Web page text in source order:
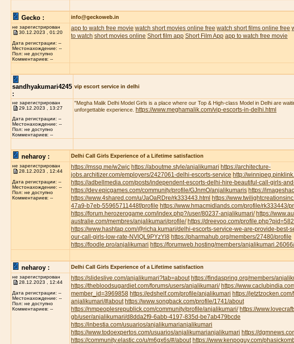
Gecko : info@geckoweb.in
не зарегистрирован
30.12.2023 , 01:20
Дата регистрации: --
Местонахождение: --
Пол: не доступно
Комментариев: --
app to watch free movie watch short movies online free watch short films online free
to watch short movies online Short film app Short Film App app to watch free movie
sandhyakumari4245
:
vip escort service in delhi
не зарегистрирован
29.12.2023 , 13:27
Дата регистрации: --
Местонахождение: --
Пол: не доступно
Комментариев: --
"Megha Malik Delhi Model Girls is a place where our Top & High-class Model in Delhi are
unforgettable experience.
https://www.meghamalik.com/vip-escorts-in-delhi.html
neharoy : Delhi Call Girls Experience of a Lifetime satisfaction
не зарегистрирован
28.12.2023 , 12:44
Дата регистрации: --
Местонахождение: --
Пол: не доступно
Комментариев: --
https://mssg.me/w2wjc https://aboutme.style/anjalikumari https://architecture-
jobs.architizer.com/employers/2427061-delhi-escorts-service http://
https://adbellmedia.com/posts/independent-escorts-delhi-hire-beautiful-call-girls-
https://dev.epicgames.com/community/profile/GJnmO/anjalikumaris https://
https://www.4shared.com/u/JaOaRDre/rk333443.html https://
47a9-b7eb-55965711448f/profile https://www.hmacmidlands.com/profile/rk333443/
https://forum.herozerogame.com/index.php?/user/80237-anjalikumari/ https://
australie.com/membres/anjalikumari/profile/ https://dreevoo.com/
https://www.hashtap.com/@richa.kumari/delhi-escorts-service-we-are-provide-best-
our-call-girls-low-rate-NVlQL9PYzYl8 https://pharmahub.org/members/27480/profile
https://foodle.pro/anjalikumari https://forumweb.hosting/members/anjalikumari.26066/
neharoy : Delhi Call Girls Experience of a Lifetime satisfaction
не зарегистрирован
28.12.2023 , 12:44
Дата регистрации: --
Местонахождение: --
Пол: не доступно
Комментариев: --
https://slideslive.com/anjalikumari?tab=about https://findaspring.org/members/
https://thebloodsugardiet.com/forums/users/anjalikumari/ https://
member_id=3969858 https://edshelf.com/profile/anjalikumari https://
anjalikumari/#about https://www.songback.com/profile/1741/about
https://nmpeoplesrepublick.com/community/profile/anjalikumari/ https://
gb/user/anjalikumari/d8dda2f9-6abb-4197-835d-be7ab479bcde
https://inbestia.com/usuarios/anjalikumarianjalikumari
https://www.todoexpertos.com/usuarios/anjalikumarianjalikumari https://
https://community.elastic.co/u/m6gx6s/#/about https://www.kenpoguy.com/